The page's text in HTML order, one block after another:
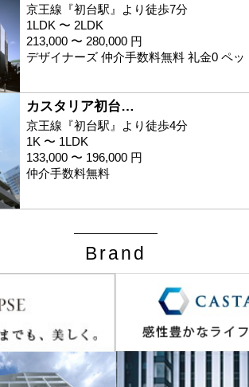
京王線『初台駅』より徒歩7分
1LDK 〜 2LDK
213,000 〜 280,000 円
デザイナーズ 仲介手数料無料 礼金0 ペッ
カスタリア初台…
京王線『初台駅』より徒歩4分
1K 〜 1LDK
133,000 〜 196,000 円
仲介手数料無料
Brand